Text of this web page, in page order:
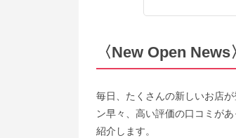
〈New Open News
毎日、たくさんの新しいお店
ン早々、高い評価の口コミが
紹介します。